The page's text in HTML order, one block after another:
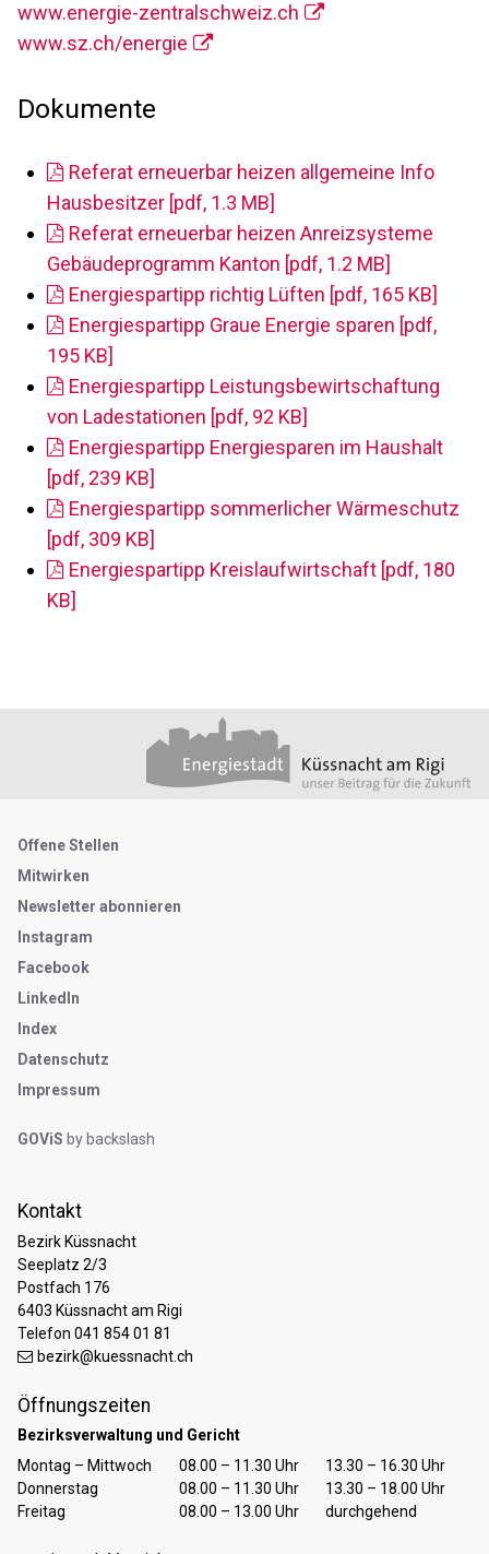
www.energie-zentralschweiz.ch
www.sz.ch/energie
Dokumente
Referat erneuerbar heizen allgemeine Info
Hausbesitzer [pdf, 1.3 MB]
Referat erneuerbar heizen Anreizsysteme
Gebäudeprogramm Kanton [pdf, 1.2 MB]
Energiespartipp richtig Lüften [pdf, 165 KB]
Energiespartipp Graue Energie sparen [pdf,
195 KB]
Energiespartipp Leistungsbewirtschaftung
von Ladestationen [pdf, 92 KB]
Energiespartipp Energiesparen im Haushalt
[pdf, 239 KB]
Energiespartipp sommerlicher Wärmeschutz
[pdf, 309 KB]
Energiespartipp Kreislaufwirtschaft [pdf, 180
KB]
Kontakt
Bezirk Küssnacht
Seeplatz 2/3
Postfach 176
6403 Küssnacht am Rigi
Telefon 041 854 01 81
bezirk@kuessnacht.ch
Öffnungszeiten
Bezirksverwaltung und Gericht
TagÖffnungszeiten Vormittag Öffnungszeiten Nachmittag
Montag – Mittwoch 08.00 – 11.30 Uhr
13.30 – 16.30 Uhr
Donnerstag
08.00 – 11.30 Uhr
13.30 – 18.00 Uhr
Freitag
08.00 – 13.00 Uhr durchgehend
Metanavigation
Offene Stellen
Mitwirken
Newsletter abonnieren
Instagram
Facebook
LinkedIn
Index
Datenschutz
Impressum
GOViS by backslash